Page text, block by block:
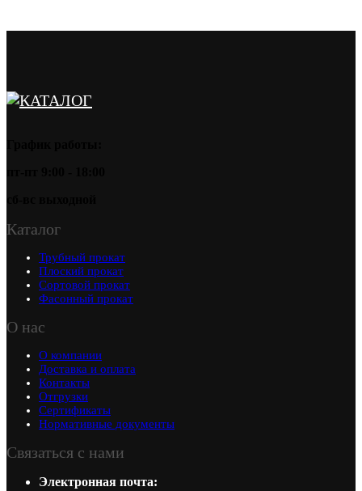
Каталог
Трубный прокат
Плоский прокат
Сортовой прокат
Фасонный прокат
О нас
О компании
Доставка и оплата
Контакты
Отгрузки
Сертификаты
Нормативные документы
Связаться с нами
Электронная почта: